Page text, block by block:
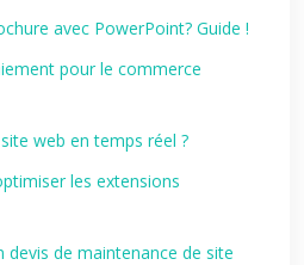
avec PowerPoint? Guide !
pour le commerce
web en temps réel ?
les extensions
de maintenance de site